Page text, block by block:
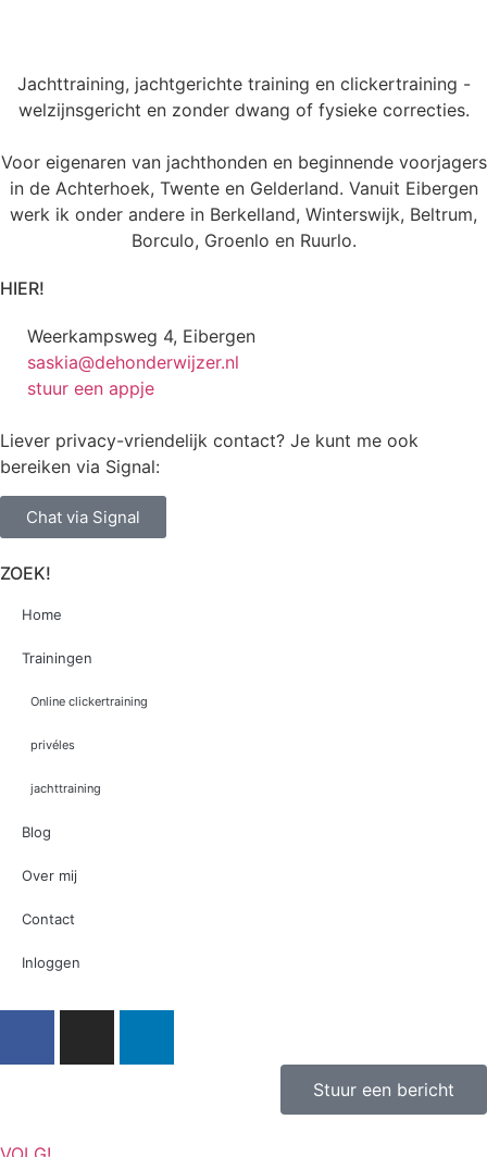
Jachttraining, jachtgerichte training en clickertraining -
welzijnsgericht en zonder dwang of fysieke correcties.
Voor eigenaren van jachthonden en beginnende voorjagers
in de Achterhoek, Twente en Gelderland. Vanuit Eibergen
werk ik onder andere in Berkelland, Winterswijk, Beltrum,
Borculo, Groenlo en Ruurlo.
HIER!
Weerkampsweg 4, Eibergen
saskia@dehonderwijzer.nl
stuur een appje
Liever privacy-vriendelijk contact? Je kunt me ook
bereiken via Signal:
Chat via Signal
ZOEK!
Home
Trainingen
Online clickertraining
privéles
jachttraining
Blog
Over mij
Contact
Inloggen
Stuur een bericht